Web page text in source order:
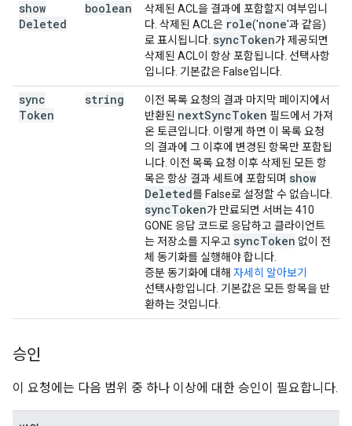
show
Deleted
boolean
삭제된 ACL을 결과에 포함할지 여부입니
다. 삭제된 ACL은 role('none'과 같음)
로 표시됩니다. syncToken가 제공되면
삭제된 ACL이 항상 포함됩니다. 선택사항
입니다. 기본값은 False입니다.
sync
Token
string
이전 목록 요청의 결과 마지막 페이지에서
반환된 nextSyncToken 필드에서 가져
온 토큰입니다. 이렇게 하면 이 목록 요청
의 결과에 그 이후에 변경된 항목만 포함됩
니다. 이전 목록 요청 이후 삭제된 모든 항
목은 항상 결과 세트에 포함되며 show
Deleted를 False로 설정할 수 없습니다.
syncToken가 만료되면 서버는 410
GONE 응답 코드로 응답하고 클라이언트
는 저장소를 지우고 syncToken 없이 전
체 동기화를 실행해야 합니다.
증분 동기화에 대해 자세히 알아보기
선택사항입니다. 기본값은 모든 항목을 반
환하는 것입니다.
승인
이 요청에는 다음 범위 중 하나 이상에 대한 승인이 필요합니다.